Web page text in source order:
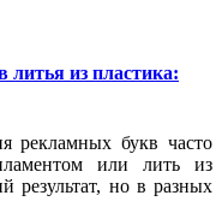
литья из пластика:
рекламных букв часто
или лить из
результат, но в разных